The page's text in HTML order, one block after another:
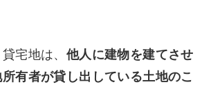
宅地は、 他人に建物を建てさせ
有者が貸し出している土地のこ